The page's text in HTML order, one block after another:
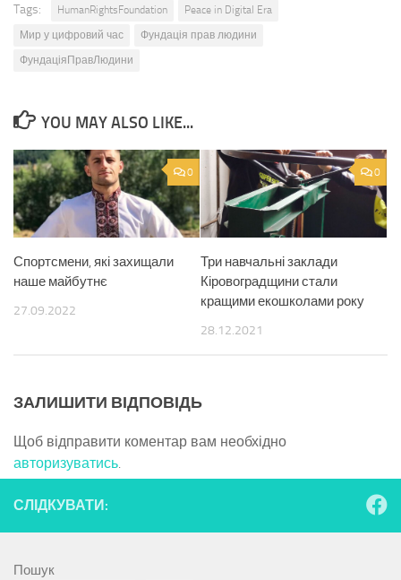
Tags: HumanRightsFoundation
Peace in Digital Era
Мир у цифровий час
Фундація прав людини
ФундаціяПравЛюдини
YOU MAY ALSO LIKE...
0
Спортсмени, які захищали
наше майбутнє
27.09.2022
0
Три навчальні заклади
Кіровоградщини стали
кращими екошколами року
28.12.2021
ЗАЛИШИТИ ВІДПОВІДЬ
Щоб відправити коментар вам необхідно
авторизуватись.
СЛІДКУВАТИ:
Пошук